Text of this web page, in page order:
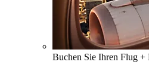
Buchen Sie Ihren Flug +